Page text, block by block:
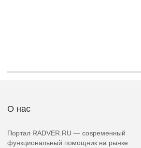
О нас
Портал RADVER.RU — современный
функциональный помощник на рынке